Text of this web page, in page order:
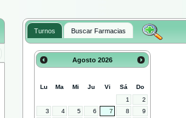
Turnos Buscar Farmacias
Agosto 2026
Lu Ma Mi Ju Vi Sá
Do
1
2
3
4 5 6 7 8
9